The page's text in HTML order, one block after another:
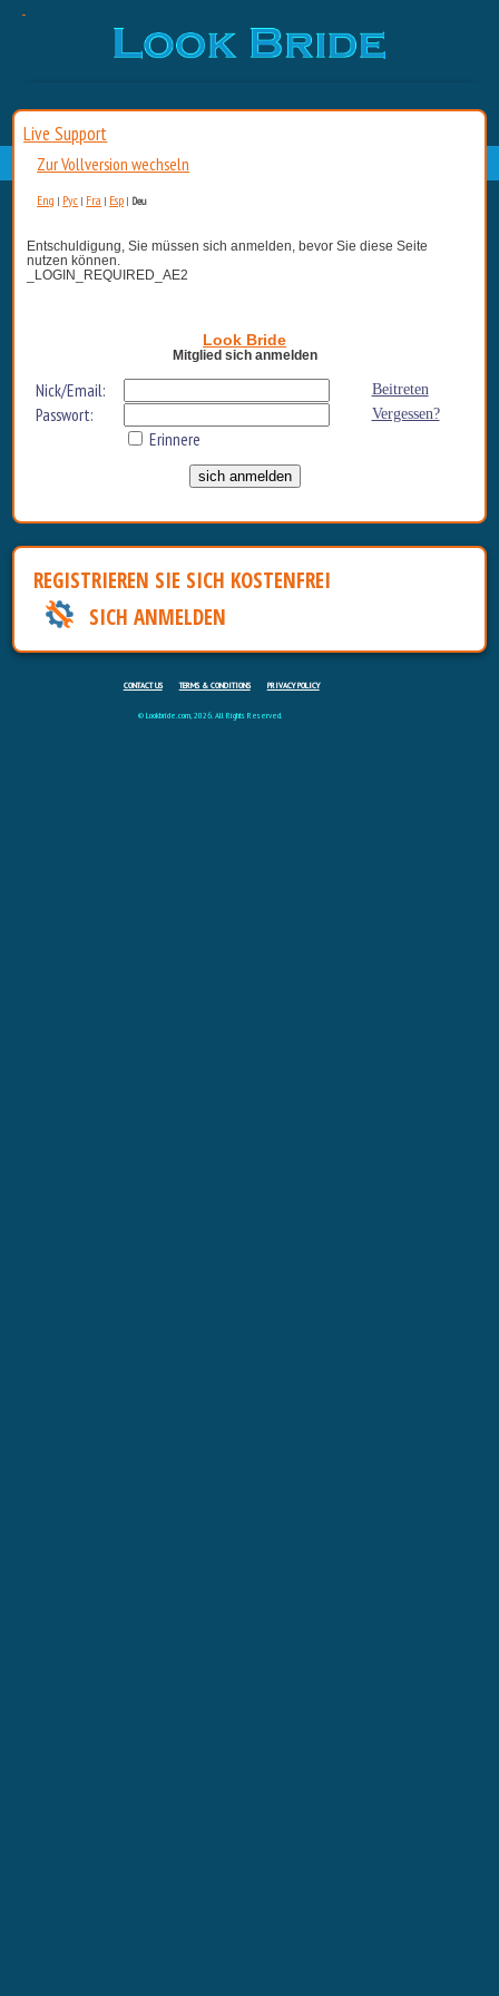
Live Support
Zur Vollversion wechseln
Eng | Рус | Fra | Esp | Deu
Entschuldigung, Sie müssen sich anmelden, bevor Sie diese Seite
nutzen können.
_LOGIN_REQUIRED_AE2
Look Bride
Mitglied sich anmelden
Nick/Email: Beitreten
Passwort: Vergessen?
Erinnere
REGISTRIEREN SIE SICH KOSTENFREI
SICH ANMELDEN
CONTACT US TERMS & CONDITIONS PRIVACY POLICY
© Lookbride.com, 2026. All Rights Reserved.